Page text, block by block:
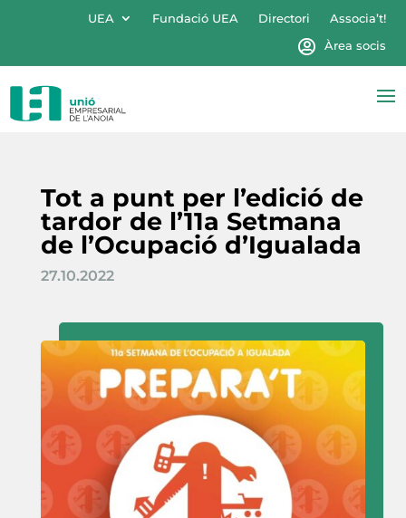
UEA Fundació UEA Directori
Associa’t!
Àrea socis
Tot a punt per l’edició de
tardor de l’11a Setmana
de l’Ocupació d’Igualada
27.10.2022